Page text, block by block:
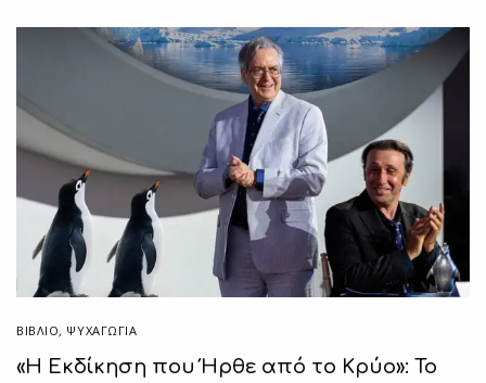
ΒΙΒΛΊΟ, ΨΥΧΑΓΩΓΙΑ
«Η Εκδίκηση που Ήρθε από το Κρύο»: Το